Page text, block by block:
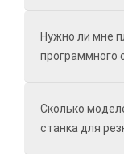
Нужно ли мне
программного
Сколько
станка для